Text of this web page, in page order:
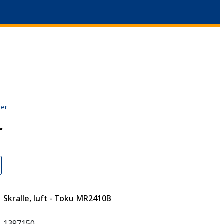
Skralle, luft - Toku MR2410B